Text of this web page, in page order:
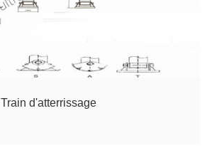
Train d'atterrissage